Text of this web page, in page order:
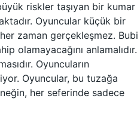
riskler taşıyan bir kumar
Oyuncular küçük bir
zaman gerçekleşmez. Bubi
olamayacağını anlamalıdır.
Oyuncuların
Oyuncular, bu tuzağa
her seferinde sadece